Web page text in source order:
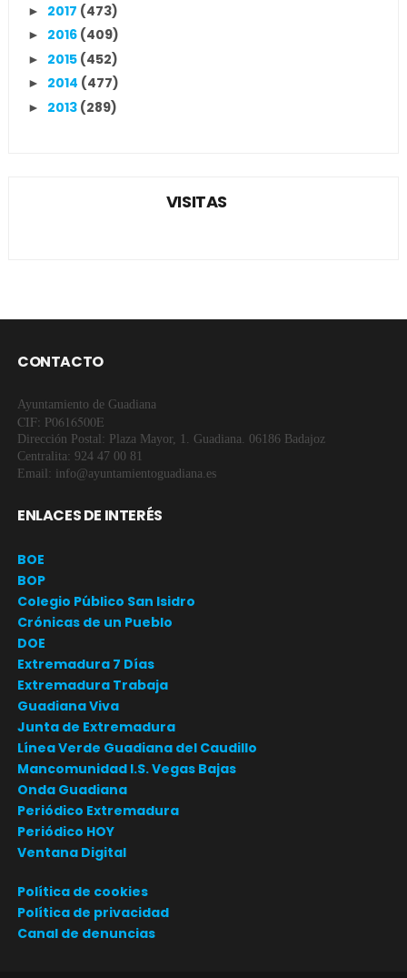
► 2017 (473)
► 2016 (409)
► 2015 (452)
► 2014 (477)
► 2013 (289)
VISITAS
CONTACTO
Ayuntamiento de Guadiana
CIF: P0616500E
Dirección Postal: Plaza Mayor, 1. Guadiana. 06186 Badajoz
Centralita: 924 47 00 81
Email: info@ayuntamientoguadiana.es
ENLACES DE INTERÉS
BOE
BOP
Colegio Público San Isidro
Crónicas de un Pueblo
DOE
Extremadura 7 Días
Extremadura Trabaja
Guadiana Viva
Junta de Extremadura
Línea Verde Guadiana del Caudillo
Mancomunidad I.S. Vegas Bajas
Onda Guadiana
Periódico Extremadura
Periódico HOY
Ventana Digital
Política de cookies
Política de privacidad
Canal de denuncias